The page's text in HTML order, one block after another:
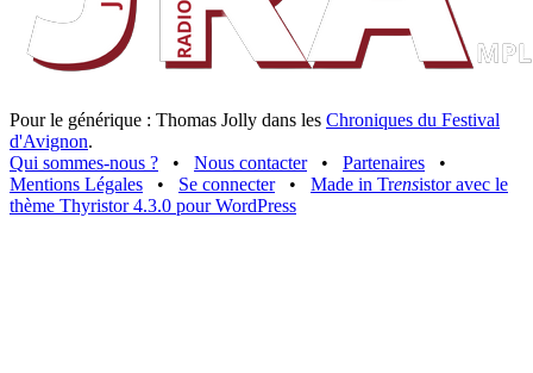
Pour le générique : Thomas Jolly dans les Chroniques du Festival
d'Avignon.
Qui sommes-nous ?
• Nous contacter • Partenaires
•
Mentions Légales
• Se connecter • Made in Trensistor avec le
thème Thyristor 4.3.0 pour WordPress